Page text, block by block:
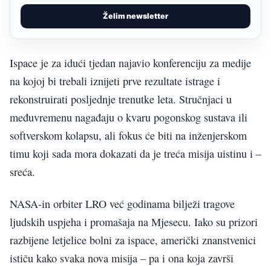
Želim newsletter
Ispace je za idući tjedan najavio konferenciju za medije
na kojoj bi trebali iznijeti prve rezultate istrage i
rekonstruirati posljednje trenutke leta. Stručnjaci u
međuvremenu nagađaju o kvaru pogonskog sustava ili
softverskom kolapsu, ali fokus će biti na inženjerskom
timu koji sada mora dokazati da je treća misija uistinu i –
sreća.
NASA-in orbiter LRO već godinama bilježi tragove
ljudskih uspjeha i promašaja na Mjesecu. Iako su prizori
razbijene letjelice bolni za ispace, američki znanstvenici
ističu kako svaka nova misija – pa i ona koja završi